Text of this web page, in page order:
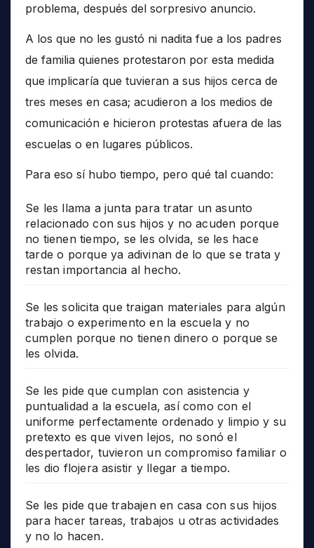
problema, después del sorpresivo anuncio.
A los que no les gustó ni nadita fue a los padres
de familia quienes protestaron por esta medida
que implicaría que tuvieran a sus hijos cerca de
tres meses en casa; acudieron a los medios de
comunicación e hicieron protestas afuera de las
escuelas o en lugares públicos.
Para eso sí hubo tiempo, pero qué tal cuando:
Se les llama a junta para tratar un asunto
relacionado con sus hijos y no acuden porque
no tienen tiempo, se les olvida, se les hace
tarde o porque ya adivinan de lo que se trata y
restan importancia al hecho.
Se les solicita que traigan materiales para algún
trabajo o experimento en la escuela y no
cumplen porque no tienen dinero o porque se
les olvida.
Se les pide que cumplan con asistencia y
puntualidad a la escuela, así como con el
uniforme perfectamente ordenado y limpio y su
pretexto es que viven lejos, no sonó el
despertador, tuvieron un compromiso familiar o
les dio flojera asistir y llegar a tiempo.
Se les pide que trabajen en casa con sus hijos
para hacer tareas, trabajos u otras actividades
y no lo hacen.